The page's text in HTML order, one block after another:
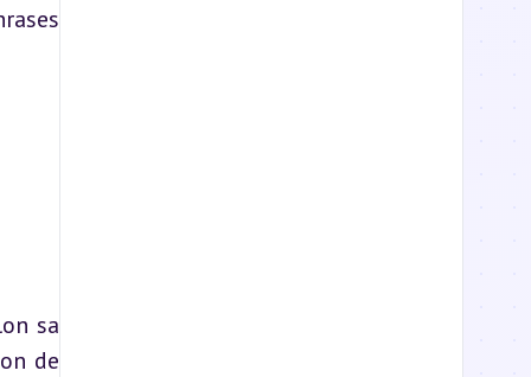
sa
de